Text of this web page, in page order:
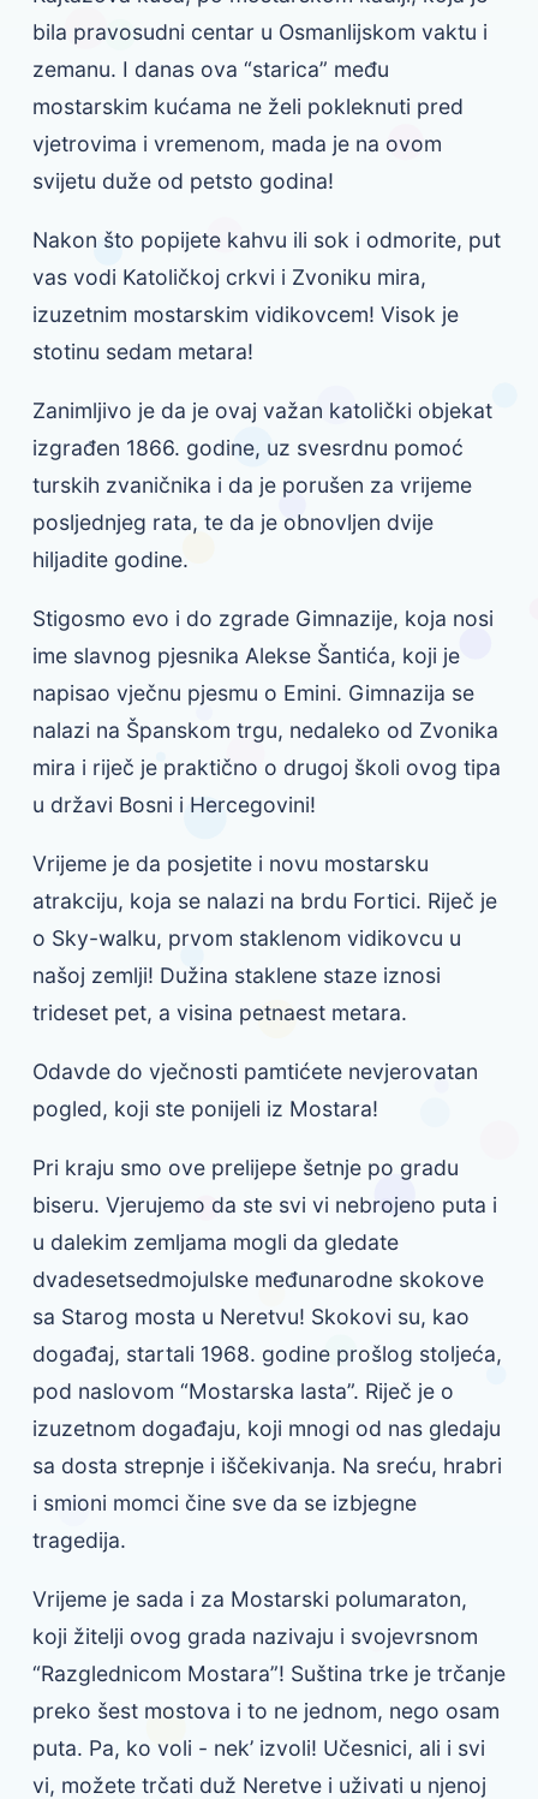
bila pravosudni centar u Osmanlijskom vaktu i
zemanu. I danas ova “starica” među
mostarskim kućama ne želi pokleknuti pred
vjetrovima i vremenom, mada je na ovom
svijetu duže od petsto godina!
Nakon što popijete kahvu ili sok i odmorite, put
vas vodi Katoličkoj crkvi i Zvoniku mira,
izuzetnim mostarskim vidikovcem! Visok je
stotinu sedam metara!
Zanimljivo je da je ovaj važan katolički objekat
izgrađen 1866. godine, uz svesrdnu pomoć
turskih zvaničnika i da je porušen za vrijeme
posljednjeg rata, te da je obnovljen dvije
hiljadite godine.
Stigosmo evo i do zgrade Gimnazije, koja nosi
ime slavnog pjesnika Alekse Šantića, koji je
napisao vječnu pjesmu o Emini. Gimnazija se
nalazi na Španskom trgu, nedaleko od Zvonika
mira i riječ je praktično o drugoj školi ovog tipa
u državi Bosni i Hercegovini!
Vrijeme je da posjetite i novu mostarsku
atrakciju, koja se nalazi na brdu Fortici. Riječ je
o Sky-walku, prvom staklenom vidikovcu u
našoj zemlji! Dužina staklene staze iznosi
trideset pet, a visina petnaest metara.
Odavde do vječnosti pamtićete nevjerovatan
pogled, koji ste ponijeli iz Mostara!
Pri kraju smo ove prelijepe šetnje po gradu
biseru. Vjerujemo da ste svi vi nebrojeno puta i
u dalekim zemljama mogli da gledate
dvadesetsedmojulske međunarodne skokove
sa Starog mosta u Neretvu! Skokovi su, kao
događaj, startali 1968. godine prošlog stoljeća,
pod naslovom “Mostarska lasta”. Riječ je o
izuzetnom događaju, koji mnogi od nas gledaju
sa dosta strepnje i iščekivanja. Na sreću, hrabri
i smioni momci čine sve da se izbjegne
tragedija.
Vrijeme je sada i za Mostarski polumaraton,
koji žitelji ovog grada nazivaju i svojevrsnom
“Razglednicom Mostara”! Suština trke je trčanje
preko šest mostova i to ne jednom, nego osam
puta. Pa, ko voli - nek’ izvoli! Učesnici, ali i svi
vi, možete trčati duž Neretve i uživati u njenoj